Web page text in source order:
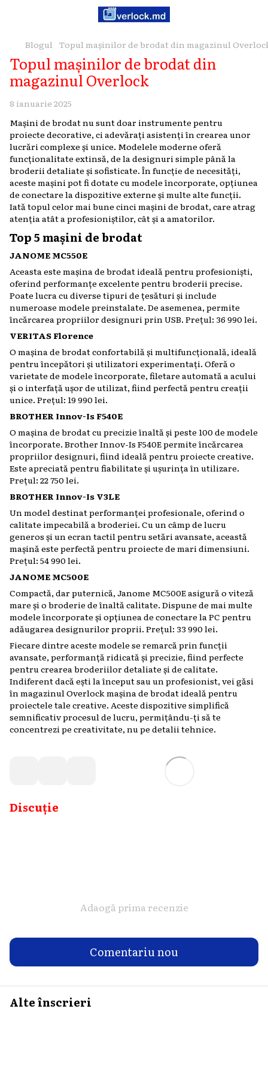
Blogul Topul mașinilor de brodat din magazinul
Topul mașinilor de brodat din
magazinul Overlock
8 ianuarie 2025
Mașini de brodat nu sunt doar instrumente pentru
proiecte decorative, ci adevărați asistenți în crearea unor
lucrări complexe și unice. Modelele moderne oferă
funcționalitate extinsă, de la designuri simple până la
broderii detaliate și sofisticate. În funcție de necesități,
aceste mașini pot fi dotate cu modele încorporate, opțiunea
de conectare la dispozitive externe și multe alte funcții.
Iată topul celor mai bune cinci mașini de brodat, care atrag
atenția atât a profesioniștilor, cât și a amatorilor.
Top 5 mașini de brodat
JANOME MC550E
Aceasta este mașina de brodat ideală pentru profesioniști,
oferind performanțe excelente pentru broderii precise.
Poate lucra cu diverse tipuri de țesături și include
numeroase modele preinstalate. De asemenea, permite
încărcarea propriilor designuri prin USB. Prețul: 36 990 lei.
VERITAS Florence
O mașina de brodat confortabilă și multifuncțională, ideală
pentru începători și utilizatori experimentați. Oferă o
varietate de modele încorporate, filetare automată a acului
și o interfață ușor de utilizat, fiind perfectă pentru creații
unice. Prețul: 19 990 lei.
BROTHER Innov-Is F540E
O mașina de brodat cu precizie înaltă și peste 100 de modele
încorporate. Brother Innov-Is F540E permite încărcarea
propriilor designuri, fiind ideală pentru proiecte creative.
Este apreciată pentru fiabilitate și ușurința în utilizare.
Prețul: 22 750 lei.
BROTHER Innov-Is V3LE
Un model destinat performanței profesionale, oferind o
calitate impecabilă a broderiei. Cu un câmp de lucru
generos și un ecran tactil pentru setări avansate, această
mașină este perfectă pentru proiecte de mari dimensiuni.
Prețul: 54 990 lei.
JANOME MC500E
Compactă, dar puternică, Janome MC500E asigură o viteză
mare și o broderie de înaltă calitate. Dispune de mai multe
modele încorporate și opțiunea de conectare la PC pentru
adăugarea designurilor proprii. Prețul: 33 990 lei.
Fiecare dintre aceste modele se remarcă prin funcții
avansate, performanță ridicată și precizie, fiind perfecte
pentru crearea broderiilor detaliate și de calitate.
Indiferent dacă ești la început sau un profesionist, vei găsi
în magazinul Overlock mașina de brodat ideală pentru
proiectele tale creative. Aceste dispozitive simplifică
semnificativ procesul de lucru, permițându-ți să te
concentrezi pe creativitate, nu pe detalii tehnice.
Discuție
Adaogă prima recenzie
Comentariu nou
Alte înscrieri